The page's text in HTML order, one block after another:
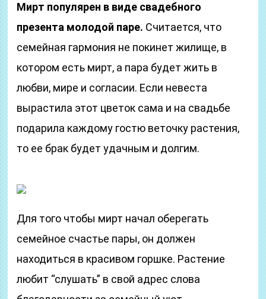
Мирт популярен в виде свадебного
презента молодой паре. Считается, что
семейная гармония не покинет жилище, в
котором есть мирт, а пара будет жить в
любви, мире и согласии. Если невеста
вырастила этот цветок сама и на свадьбе
подарила каждому гостю веточку растения,
то ее брак будет удачным и долгим.
Для того чтобы мирт начал оберегать
семейное счастье пары, он должен
находиться в красивом горшке. Растение
любит “слушать” в свой адрес слова